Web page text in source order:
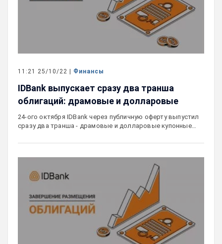
11:21 25/10/22 | Финансы
IDBank выпускает сразу два транша
облигаций: драмовые и долларовые
24-ого октября IDBank через публичную оферту выпустил
сразу два транша - драмовые и долларовые купонные…